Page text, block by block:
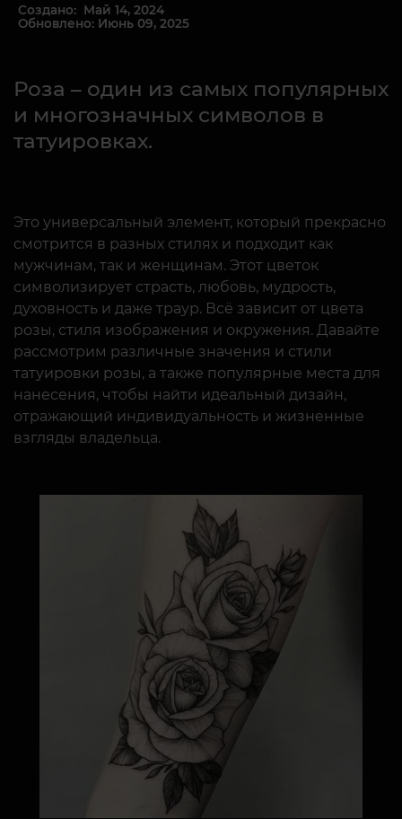
Создано: Май 14, 2024
Обновлено: Июнь 09, 2025
Роза – один из самых популярных
и многозначных символов в
татуировках.
Это универсальный элемент, который прекрасно
смотрится в разных стилях и подходит как
мужчинам, так и женщинам. Этот цветок
символизирует страсть, любовь, мудрость,
духовность и даже траур. Всё зависит от цвета
розы, стиля изображения и окружения. Давайте
рассмотрим различные значения и стили
татуировки розы, а также популярные места для
нанесения, чтобы найти идеальный дизайн,
отражающий индивидуальность и жизненные
взгляды владельца.